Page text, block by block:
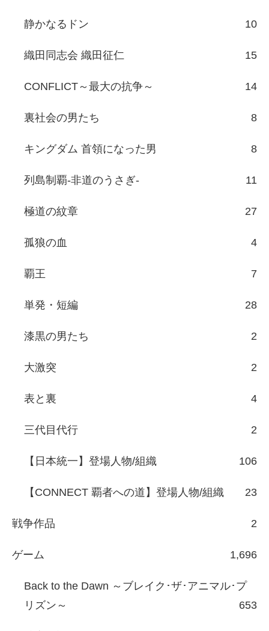
静かなるドン 10
織田同志会 織田征仁 15
CONFLICT～最大の抗争～ 14
裏社会の男たち 8
キングダム 首領になった男 8
列島制覇-非道のうさぎ- 11
極道の紋章 27
孤狼の血 4
覇王 7
単発・短編 28
漆黒の男たち 2
大激突 2
表と裏 4
三代目代行 2
【日本統一】登場人物/組織 106
【CONNECT 覇者への道】登場人物/組織 23
戦争作品 2
ゲーム 1,696
Back to the Dawn ～ブレイク･ザ･アニマル･プ
リズン～
653